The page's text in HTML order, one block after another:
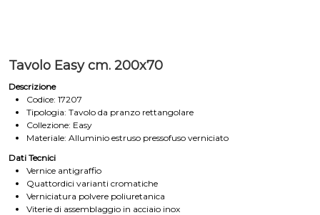
Tavolo Easy cm. 200x70
Descrizione
Codice: 17207
Tipologia: Tavolo da pranzo rettangolare
Collezione: Easy
Materiale: Alluminio estruso pressofuso verniciato
Dati Tecnici
Vernice antigraffio
Quattordici varianti cromatiche
Verniciatura polvere poliuretanica
Viterie di assemblaggio in acciaio inox